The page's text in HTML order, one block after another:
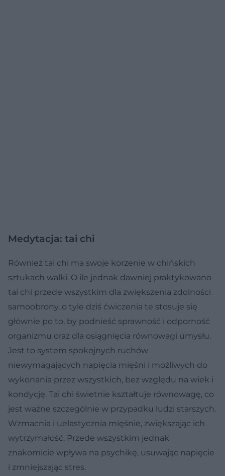
Medytacja: tai chi
Również tai chi ma swoje korzenie w chińskich
sztukach walki. O ile jednak dawniej praktykowano
tai chi przede wszystkim dla zwiększenia zdolności
samoobrony, o tyle dziś ćwiczenia te stosuje się
głównie po to, by podnieść sprawność i odporność
organizmu oraz dla osiągnięcia równowagi umysłu.
Jest to system spokojnych ruchów
niewymagających napięcia mięśni i możliwych do
wykonania przez wszystkich, bez względu na wiek i
kondycję. Tai chi świetnie kształtuje równowagę, co
jest ważne szczególnie w przypadku ludzi starszych.
Wzmacnia i uelastycznia mięśnie, zwiększając ich
wytrzymałość. Przede wszystkim jednak
znakomicie wpływa na psychikę, usuwając napięcie
i zmniejszając stres.